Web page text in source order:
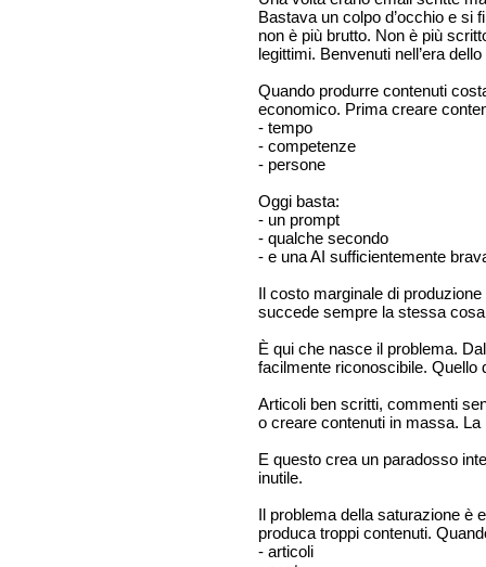
Bastava un colpo d’occhio e si
non è più brutto. Non è più
legittimi. Benvenuti nell’era
Quando produrre contenuti
economico. Prima creare
- tempo
- competenze
- persone
Oggi basta:
- un prompt
- qualche secondo
- e una AI sufficientemente
Il costo marginale di
succede sempre la stessa
È qui che nasce il problema.
facilmente riconoscibile. Quello
Articoli ben scritti, commenti
o creare contenuti in massa.
E questo crea un paradosso
inutile.
Il problema della saturazione è
produca troppi contenuti.
- articoli